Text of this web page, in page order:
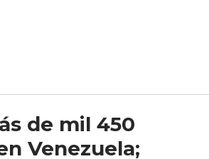
de mil 450
Venezuela;